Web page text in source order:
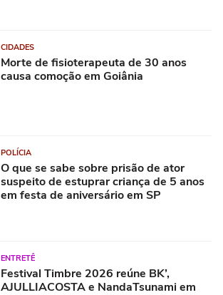
CIDADES
Morte de fisioterapeuta de 30 anos
causa comoção em Goiânia
POLÍCIA
O que se sabe sobre prisão de ator
suspeito de estuprar criança de 5 anos
em festa de aniversário em SP
ENTRETÊ
Festival Timbre 2026 reúne BK’,
AJULLIACOSTA e NandaTsunami em